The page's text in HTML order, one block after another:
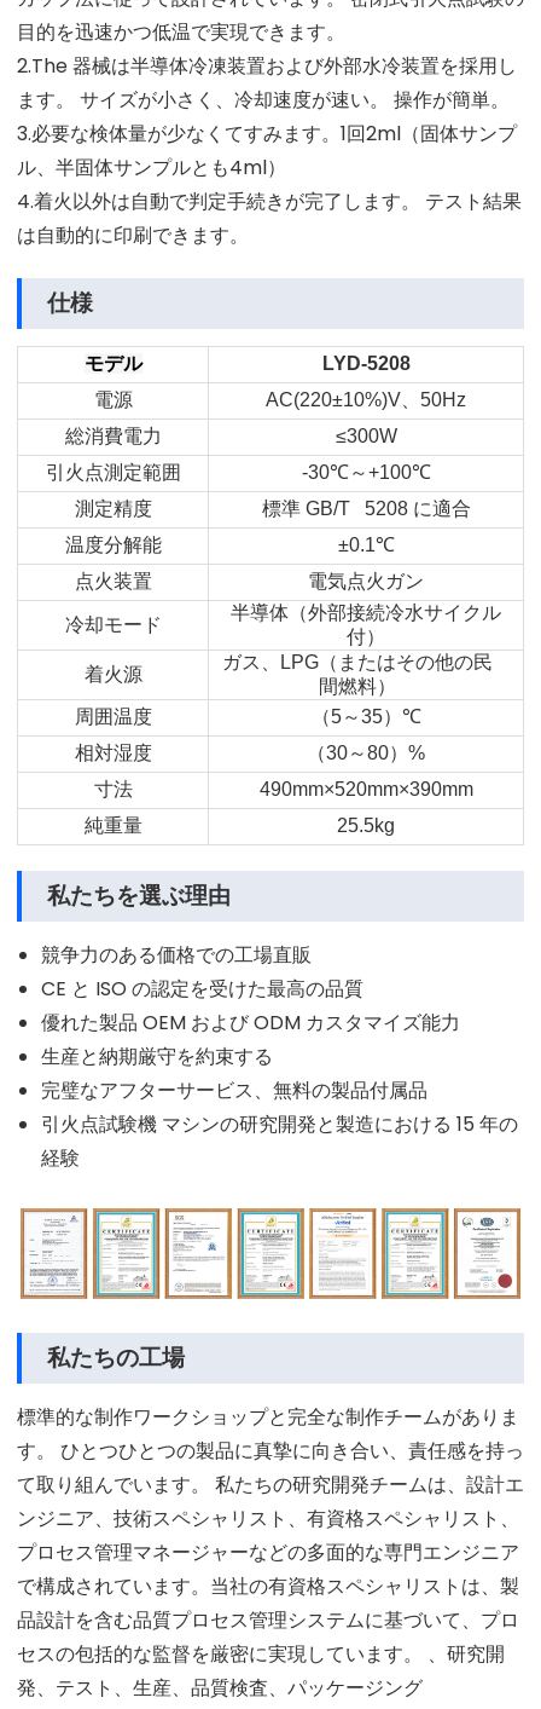
目的を迅速かつ低温で実現できます。
2.The 器械は半導体冷凍装置および外部水冷装置を採用し
ます。 サイズが小さく、冷却速度が速い。 操作が簡単。
3.必要な検体量が少なくてすみます。1回2ml（固体サンプ
ル、半固体サンプルとも4ml）
4.着火以外は自動で判定手続きが完了します。 テスト結果
は自動的に印刷できます。
仕様
モデル LYD-5208
電源 AC(220±10%)V、 50Hz
総消費電力 ≤300W
引火点測定範囲 -30℃～+100℃
測定精度 標準GB/T 5208 に適合
温度分解能
±0.1℃
点火装置
電気点火ガン
冷却モード
半導体（外部接続冷水サイクル
付）
着火源
ガス、 LPG（またはその他の民
間燃料）
周囲温度
（5～35） ℃
相対湿度 （30～80） %
寸法 490mm×520mm×390mm
純重量 25.5kg
私たちを選ぶ理由
競争力のある価格での工場直販
CE と ISO の認定を受けた最高の品質
優れた製品 OEM および ODM カスタマイズ能力
生産と納期厳守を約束する
完璧なアフターサービス、無料の製品付属品
引火点試験機 マシンの研究開発と製造における 15 年の
経験
私たちの工場
標準的な制作ワークショップと完全な制作チームがありま
す。 ひとつひとつの製品に真摯に向き合い、責任感を持っ
て取り組んでいます。 私たちの研究開発チームは、設計エ
ンジニア、技術スペシャリスト、有資格スペシャリスト、
プロセス管理マネージャーなどの多面的な専門エンジニア
で構成されています。当社の有資格スペシャリストは、製
品設計を含む品質プロセス管理システムに基づいて、プロ
セスの包括的な監督を厳密に実現しています。 、研究開
発、テスト、生産、品質検査、パッケージング